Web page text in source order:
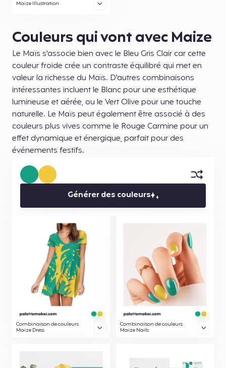
Maize Illustration
Couleurs qui vont avec Maize
Le Maïs s'associe bien avec le Bleu Gris Clair car cette
couleur froide crée un contraste équilibré qui met en
valeur la richesse du Maïs. D'autres combinaisons
intéressantes incluent le Blanc pour une esthétique
lumineuse et aérée, ou le Vert Olive pour une touche
naturelle. Le Maïs peut également être associé à des
couleurs plus vives comme le Rouge Carmine pour un
effet dynamique et énergique, parfait pour des
événements festifs.
Générer des couleurs
Combinaison de couleurs
Maize Dress
Combinaison de couleurs
Maize Nails